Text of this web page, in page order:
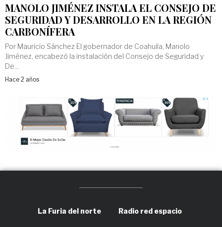
MANOLO JIMÉNEZ INSTALA EL CONSEJO DE
SEGURIDAD Y DESARROLLO EN LA REGIÓN
CARBONÍFERA
Por Mauricio Sánchez El gobernador de Coahuila, Manolo
Jiménez, encabezó la instalación del Consejo de Seguridad y
De...
Hace 2 años
La Furia del norte Radio red espacio